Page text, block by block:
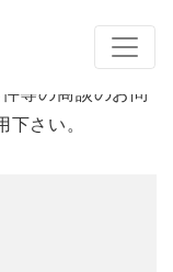
せ
等の商談のお問
さい。